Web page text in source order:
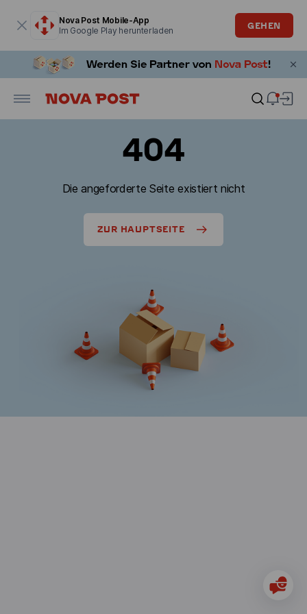
Nova Post Mobile-App
Im Google Play herunterladen
GEHEN
404
Die angeforderte Seite existiert nicht
ZUR HAUPTSEITE